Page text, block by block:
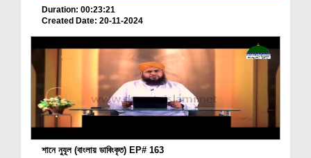
Duration: 00:23:21
Created Date: 20-11-2024
শানে নুযূল (বাংলায় ডাবিংকৃত) EP# 163